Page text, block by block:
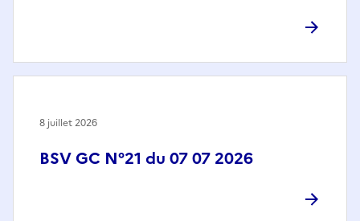
BSV GC N°21 du 07 07 2026
8 juillet 2026